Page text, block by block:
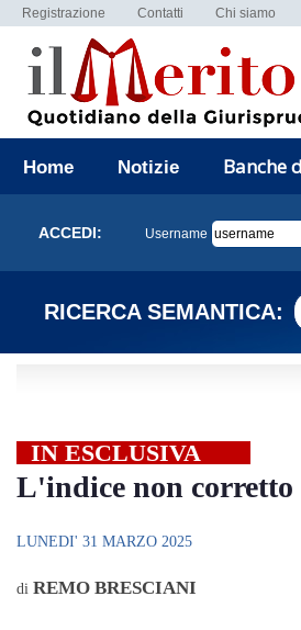
Registrazione Contatti Chi siamo
Home Notizie Banche
ACCEDI: Username
RICERCA SEMANTICA:
IN ESCLUSIVA
L'indice non
LUNEDI' 31 MARZO 2025
di REMO BRESCIANI